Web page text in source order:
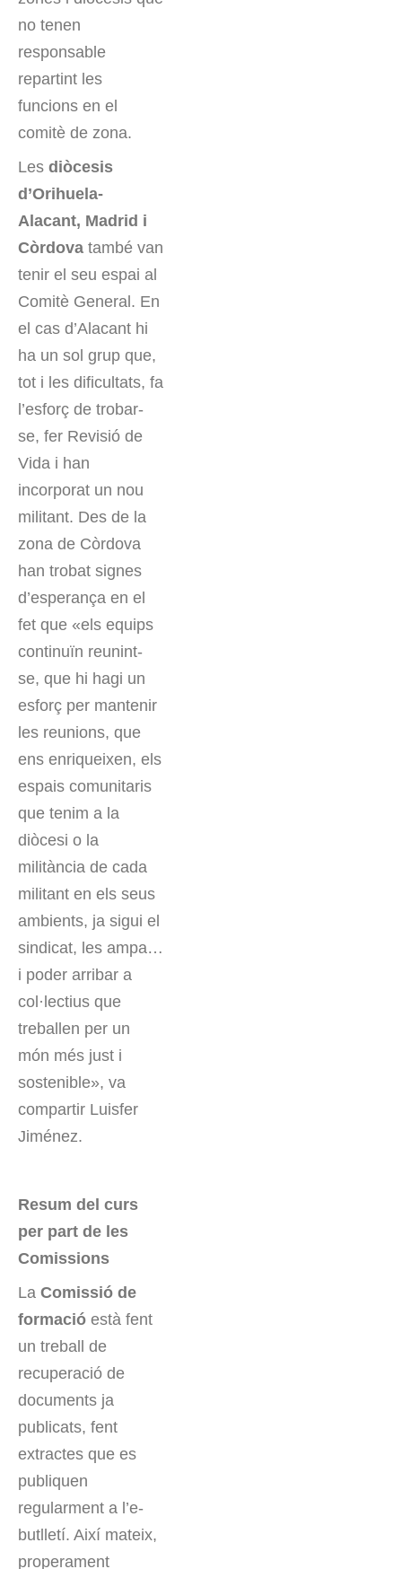
no tenen
responsable
repartint les
funcions en el
comitè de zona.
Les diòcesis
d’Orihuela-
Alacant, Madrid i
Còrdova també van
tenir el seu espai al
Comitè General. En
el cas d’Alacant hi
ha un sol grup que,
tot i les dificultats, fa
l’esforç de trobar-
se, fer Revisió de
Vida i han
incorporat un nou
militant. Des de la
zona de Còrdova
han trobat signes
d’esperança en el
fet que «els equips
continuïn reunint-
se, que hi hagi un
esforç per mantenir
les reunions, que
ens enriqueixen, els
espais comunitaris
que tenim a la
diòcesi o la
militància de cada
militant en els seus
ambients, ja sigui el
sindicat, les ampa…
i poder arribar a
col·lectius que
treballen per un
món més just i
sostenible», va
compartir Luisfer
Jiménez.
Resum del curs
per part de les
Comissions
La Comissió de
formació està fent
un treball de
recuperació de
documents ja
publicats, fent
extractes que es
publiquen
regularment a l’e-
butlletí. Així mateix,
properament